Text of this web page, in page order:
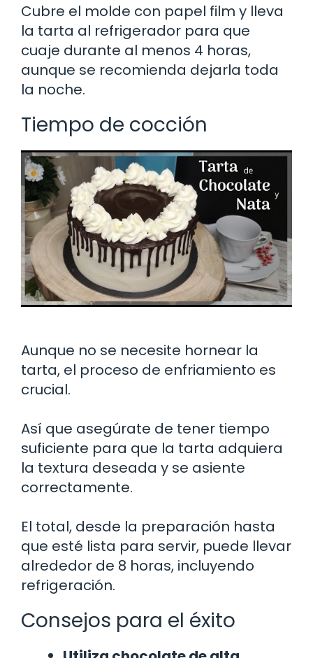
Cubre el molde con papel film y lleva
la tarta al refrigerador para que
cuaje durante al menos 4 horas,
aunque se recomienda dejarla toda
la noche.
Tiempo de cocción
Aunque no se necesite hornear la
tarta, el proceso de enfriamiento es
crucial.
Así que asegúrate de tener tiempo
suficiente para que la tarta adquiera
la textura deseada y se asiente
correctamente.
El total, desde la preparación hasta
que esté lista para servir, puede llevar
alrededor de 8 horas, incluyendo
refrigeración.
Consejos para el éxito